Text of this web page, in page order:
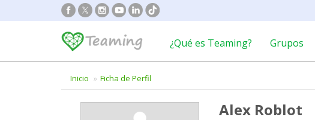
¿Qué es Teaming? Grupos
Inicio Ficha de Perfil
Alex Roblot